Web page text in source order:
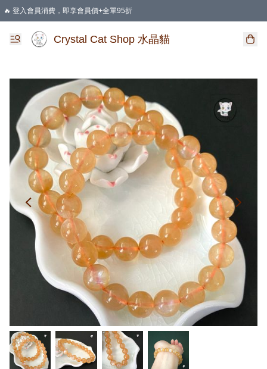
🔥 登入會員消費，即享會員價+全單95折
🛍️ 購物滿HKD 400 即享免運費優惠
Crystal Cat Shop 水晶貓